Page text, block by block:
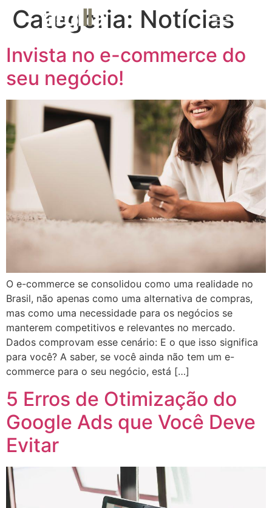
Categoria: Notícias
Invista no e-commerce do
seu negócio!
O e-commerce se consolidou como uma realidade no
Brasil, não apenas como uma alternativa de compras,
mas como uma necessidade para os negócios se
manterem competitivos e relevantes no mercado.
Dados comprovam esse cenário: E o que isso significa
para você? A saber, se você ainda não tem um e-
commerce para o seu negócio, está […]
5 Erros de Otimização do
Google Ads que Você Deve
Evitar